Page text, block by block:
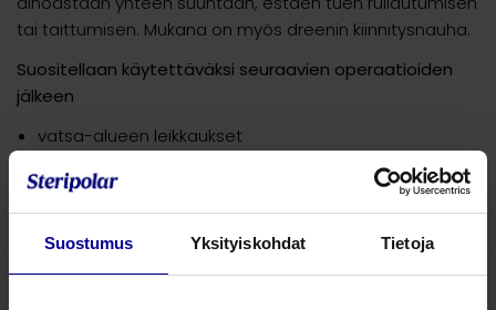
Suostumus Yksityiskohdat Tietoja
tai taittumisen. Mukana on myös dreenin kiinnitysnauha.
Suositellaan käytettäväksi seuraavien operaatioiden
jälkeen
vatsa-alueen leikkaukset
avanne- ja tyräleikkaukset
keisarinleikkaus tai synnytys
Vyötä on saatavilla neljää eri korkeutta, 2- paneelisesta